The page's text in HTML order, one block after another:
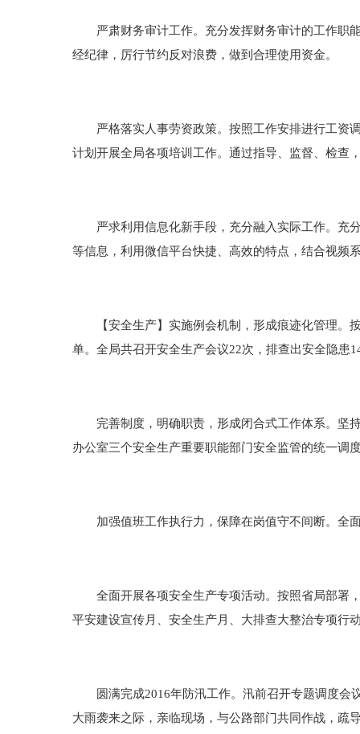
严肃财务审计工作。充分发挥财务审计的工作职能
经纪律，厉行节约反对浪费，做到合理使用资金。
严格落实人事劳资政策。按照工作安排进行工资调
计划开展全局各项培训工作。通过指导、监督、检查
严求利用信息化新手段，充分融入实际工作。充分
等信息，利用微信平台快捷、高效的特点，结合视频
【安全生产】实施例会机制，形成痕迹化管理。按
单。全局共召开安全生产会议22次，排查出安全隐患
完善制度，明确职责，形成闭合式工作体系。坚持
办公室三个安全生产重要职能部门安全监管的统一调
加强值班工作执行力，保障在岗值守不间断。全面
全面开展各项安全生产专项活动。按照省局部署，
平安建设宣传月、安全生产月、大排查大整治专项行
圆满完成2016年防汛工作。汛前召开专题调度会
大雨袭来之际，亲临现场，与公路部门共同作战，疏